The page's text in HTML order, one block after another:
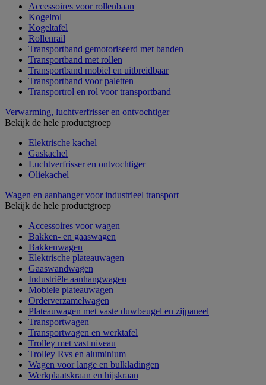
Accessoires voor rollenbaan
Kogelrol
Kogeltafel
Rollenrail
Transportband gemotoriseerd met banden
Transportband met rollen
Transportband mobiel en uitbreidbaar
Transportband voor paletten
Transportrol en rol voor transportband
Verwarming, luchtverfrisser en ontvochtiger
Bekijk de hele productgroep
Elektrische kachel
Gaskachel
Luchtverfrisser en ontvochtiger
Oliekachel
Wagen en aanhanger voor industrieel transport
Bekijk de hele productgroep
Accessoires voor wagen
Bakken- en gaaswagen
Bakkenwagen
Elektrische plateauwagen
Gaaswandwagen
Industriële aanhangwagen
Mobiele plateauwagen
Orderverzamelwagen
Plateauwagen met vaste duwbeugel en zijpaneel
Transportwagen
Transportwagen en werktafel
Trolley met vast niveau
Trolley Rvs en aluminium
Wagen voor lange en bulkladingen
Werkplaatskraan en hijskraan